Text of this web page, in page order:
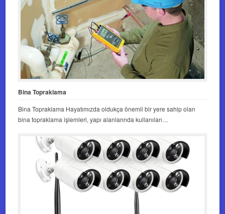
Bina Topraklama
Bina Topraklama Hayatımızda oldukça önemli bir yere sahip olan
bina topraklama işlemleri, yapı alanlarında kullanılan…